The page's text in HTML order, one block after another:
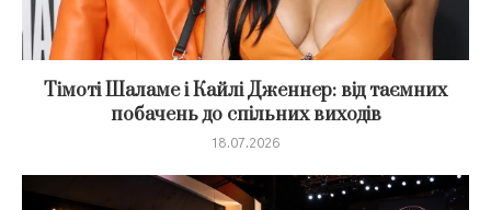
Тімоті Шаламе і Кайлі Дженнер: від таємних
побачень до спільних виходів
18.07.2026